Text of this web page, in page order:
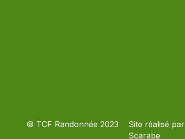
© TCF Randonnée 2023
Site réalisé par
Scarabe